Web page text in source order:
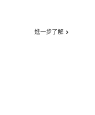
進一步了解